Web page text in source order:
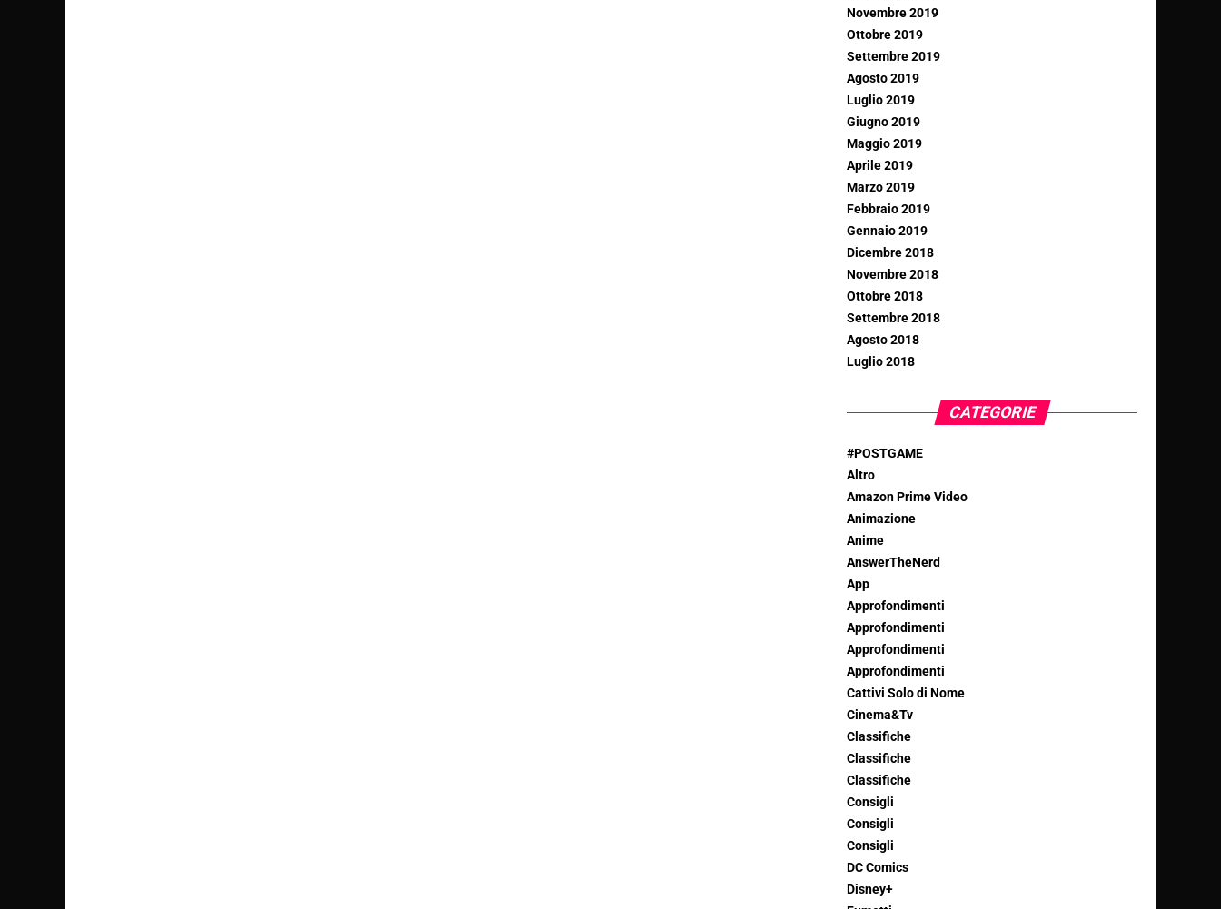
Novembre 2019
Ottobre 2019
Settembre 2019
Agosto 2019
Luglio 2019
Giugno 2019
Maggio 2019
Aprile 2019
Marzo 2019
Febbraio 2019
Gennaio 2019
Dicembre 2018
Novembre 2018
Ottobre 2018
Settembre 2018
Agosto 2018
Luglio 2018
CATEGORIE
#POSTGAME
Altro
Amazon Prime Video
Animazione
Anime
AnswerTheNerd
App
Approfondimenti
Approfondimenti
Approfondimenti
Approfondimenti
Cattivi Solo di Nome
Cinema&Tv
Classifiche
Classifiche
Classifiche
Consigli
Consigli
Consigli
DC Comics
Disney+